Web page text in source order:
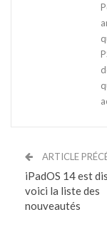
ARTICLE
iPadOS 14 est
voici la liste des
nouveautés